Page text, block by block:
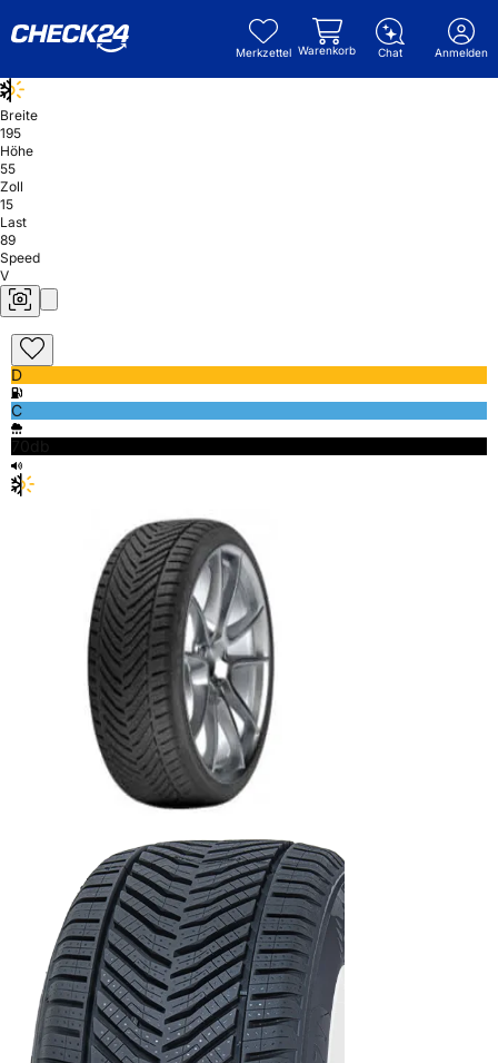
Merkzettel Warenkorb Chat Anmelden
Breite
195
Höhe
55
Zoll
15
Last
89
Speed
V
D
C
70db